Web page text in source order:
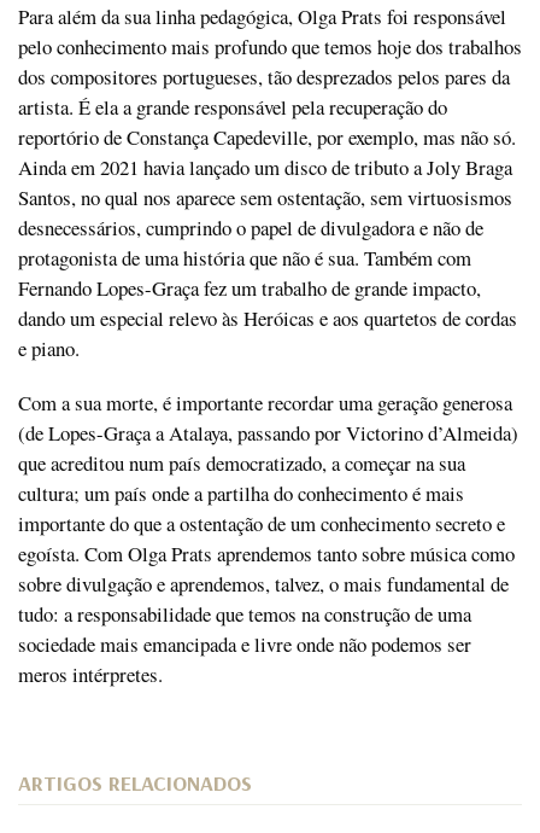
Para além da sua linha pedagógica, Olga Prats foi responsável
pelo conhecimento mais profundo que temos hoje dos trabalhos
dos compositores portugueses, tão desprezados pelos pares da
artista. É ela a grande responsável pela recuperação do
reportório de Constança Capedeville, por exemplo, mas não só.
Ainda em 2021 havia lançado um disco de tributo a Joly Braga
Santos, no qual nos aparece sem ostentação, sem virtuosismos
desnecessários, cumprindo o papel de divulgadora e não de
protagonista de uma história que não é sua. Também com
Fernando Lopes-Graça fez um trabalho de grande impacto,
dando um especial relevo às Heróicas e aos quartetos de cordas
e piano.
Com a sua morte, é importante recordar uma geração generosa
(de Lopes-Graça a Atalaya, passando por Victorino d’Almeida)
que acreditou num país democratizado, a começar na sua
cultura; um país onde a partilha do conhecimento é mais
importante do que a ostentação de um conhecimento secreto e
egoísta. Com Olga Prats aprendemos tanto sobre música como
sobre divulgação e aprendemos, talvez, o mais fundamental de
tudo: a responsabilidade que temos na construção de uma
sociedade mais emancipada e livre onde não podemos ser
meros intérpretes.
ARTIGOS RELACIONADOS